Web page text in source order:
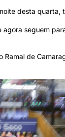
desta quarta,
seguem
de